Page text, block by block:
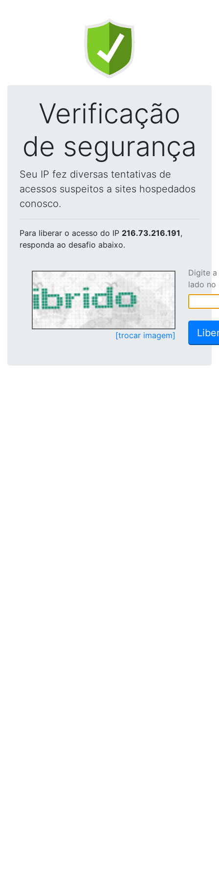
Verificação
de segurança
Seu IP fez diversas tentativas de
acessos suspeitos a sites hospedados
conosco.
Para liberar o acesso do IP 216.73.216.191,
responda ao desafio abaixo.
[trocar imagem]
Digite
lado no